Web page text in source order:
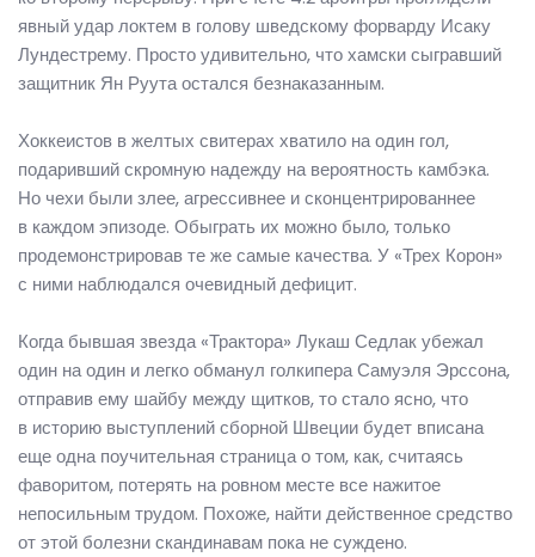
явный удар локтем в голову шведскому форварду Исаку
Лундестрему. Просто удивительно, что хамски сыгравший
защитник Ян Руута остался безнаказанным.
Хоккеистов в желтых свитерах хватило на один гол,
подаривший скромную надежду на вероятность камбэка.
Но чехи были злее, агрессивнее и сконцентрированнее
в каждом эпизоде. Обыграть их можно было, только
продемонстрировав те же самые качества. У «Трех Корон»
с ними наблюдался очевидный дефицит.
Когда бывшая звезда «Трактора» Лукаш Седлак убежал
один на один и легко обманул голкипера Самуэля Эрссона,
отправив ему шайбу между щитков, то стало ясно, что
в историю выступлений сборной Швеции будет вписана
еще одна поучительная страница о том, как, считаясь
фаворитом, потерять на ровном месте все нажитое
непосильным трудом. Похоже, найти действенное средство
от этой болезни скандинавам пока не суждено.